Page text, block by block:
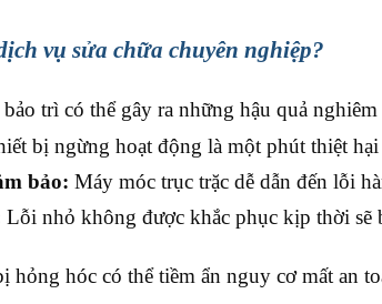
vụ sửa chữa chuyên nghiệp?
trì có thể gây ra những hậu quả
bị ngừng hoạt động là một phút thiệt
bảo: Máy móc trục trặc dễ dẫn đến lỗi
Lỗi nhỏ không được khắc phục kịp thời sẽ
hỏng hóc có thể tiềm ẩn nguy cơ mất an